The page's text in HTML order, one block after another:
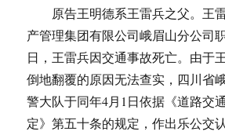
原告王明德系王雷兵之父。王
产管理集团有限公司峨眉山分公司
日，王雷兵因交通事故死亡。由于
倒地翻覆的原因无法查实，四川省
警大队于同年4月1日依据《道路交
定》第五十条的规定，作出乐公交